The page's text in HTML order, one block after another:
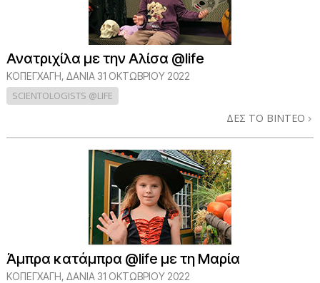
Ανατριχίλα με την Αλίσα @life
ΚΟΠΕΓΧΆΓΗ, ΔΑΝΊΑ31 ΟΚΤΩΒΡΙΟΥ 2022
SCIENTOLOGISTS @LIFE
ΔΕΣ ΤΟ ΒΙΝΤΕΟ
Άμπρα κατάμπρα @life με τη Μαρία
ΚΟΠΕΓΧΆΓΗ, ΔΑΝΊΑ31 ΟΚΤΩΒΡΙΟΥ 2022